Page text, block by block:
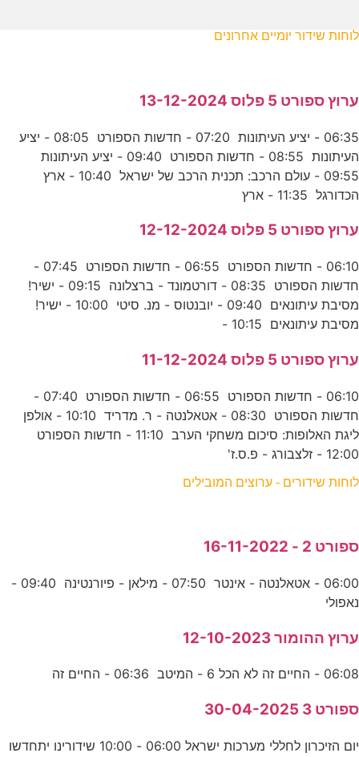
לוחות שידור יומיים אחרונים
ערוץ ספורט 5 פלוס 13-12-2024
06:35 - יציע העיתונות 07:20 - חדשות הספורט 08:05 - יציע
העיתונות 08:55 - חדשות הספורט 09:40 - יציע העיתונות
09:55 - עולם הרכב: תכנית הרכב של ישראל 10:40 - ארץ
הכדורגל 11:35 - ארץ
ערוץ ספורט 5 פלוס 12-12-2024
06:10 - חדשות הספורט 06:55 - חדשות הספורט 07:45 -
חדשות הספורט 08:35 - דורטמונד - ברצלונה 09:15 - ישיר!
מסיבת עיתונאים 09:40 - יובנטוס - מנ. סיטי 10:00 - ישיר!
מסיבת עיתונאים 10:15 -
ערוץ ספורט 5 פלוס 11-12-2024
06:10 - חדשות הספורט 06:55 - חדשות הספורט 07:40 -
חדשות הספורט 08:30 - אטאלנטה - ר. מדריד 10:10 - אולפן
ליגת האלופות: סיכום משחקי הערב 11:10 - חדשות הספורט
12:00 - זלצבורג - פ.ס.ז'
לוחות שידורים - ערוצים המובילים
ספורט 2 - 16-11-2022
06:00 - אטאלנטה - אינטר 07:50 - מילאן - פיורנטינה 09:40 -
נאפולי
ערוץ ההומור 12-10-2023
06:08 - החיים זה לא הכל 6 - המיטב 06:36 - החיים זה
ספורט 3 30-04-2025
יום הזיכרון לחללי מערכות ישראל 06:00 - 10:00 שידורינו יתחדשו